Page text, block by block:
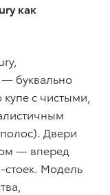
как
— буквально
с чистыми,
Двери
— вперед
стоек. Модель